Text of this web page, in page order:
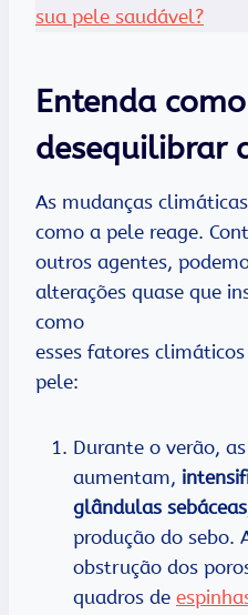
sua pele saudável?
Entenda
desequilibrar
As mudanças
como a pele reage.
outros agentes,
alterações quase que
como
esses fatores
pele:
Durante o verão,
aumentam,
glândulas sebáceas
produção do sebo.
obstrução dos
quadros de